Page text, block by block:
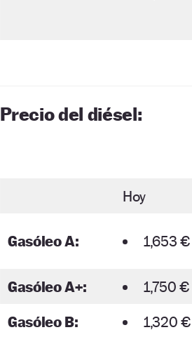
Precio del diésel:
Hoy
Gasóleo A: 1,653 €
Gasóleo A+: 1,750 €
Gasóleo B:
1,320 €